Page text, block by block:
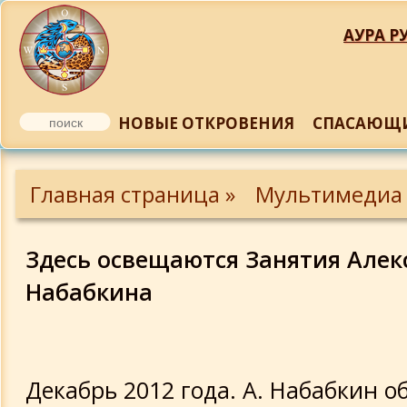
АУРА
НОВЫЕ ОТКРОВЕНИЯ
Главная страница »
Здесь освещаются Занятия
Набабкина
Декабрь 2012 года. А. Набабкин
Откровения от Бога
2014
23.09.14 - Взаимодействие с
дающими здоровье и благополучие
самовыражения. Как обрести
вдохновения и способ выражения